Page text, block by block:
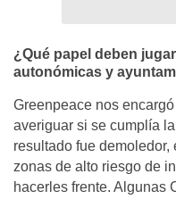
¿Qué papel deben
autonómicas y
Greenpeace nos
averiguar si se cumplía
resultado fue
zonas de alto riesgo de
hacerles frente. Algunas